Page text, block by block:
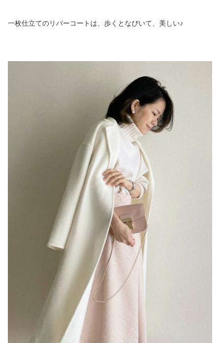
一枚仕立てのリバーコートは、歩くとなびいて、美しい♪